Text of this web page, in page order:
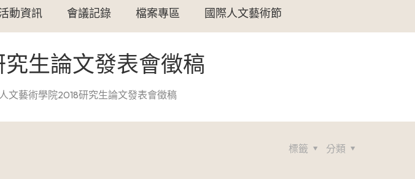
動資訊 會議記錄 檔案專區 國際人文藝術節
生論文發表會徵稿
人文藝術學院2018研究生論文發表會徵稿
分類
標籤